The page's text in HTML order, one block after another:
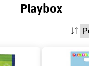
Playbox